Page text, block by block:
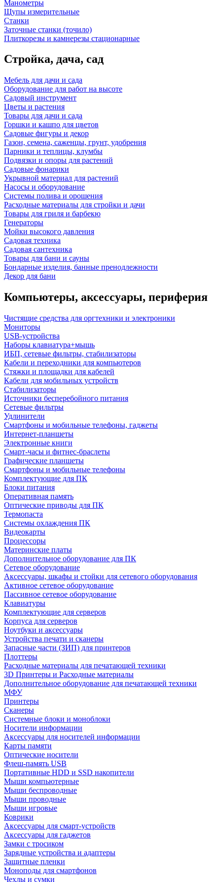
Манометры
Щупы измерительные
Станки
Заточные станки (точило)
Плиткорезы и камнерезы стационарные
Стройка, дача, сад
Мебель для дачи и сада
Оборудование для работ на высоте
Садовый инструмент
Цветы и растения
Товары для дачи и сада
Горшки и кашпо для цветов
Садовые фигуры и декор
Газон, семена, саженцы, грунт, удобрения
Парники и теплицы, клумбы
Подвязки и опоры для растений
Садовые фонарики
Укрывной материал для растений
Насосы и оборудование
Системы полива и орошения
Расходные материалы для стройки и дачи
Товары для гриля и барбекю
Генераторы
Мойки высокого давления
Садовая техника
Садовая сантехника
Товары для бани и сауны
Бондарные изделия, банные пренодлежности
Декор для бани
Компьютеры, аксессуары, периферия
Чистящие средства для оргтехники и электроники
Мониторы
USB-устройства
Наборы клавиатура+мышь
ИБП, сетевые фильтры, стабилизаторы
Кабели и переходники для компьютеров
Стяжки и площадки для кабелей
Кабели для мобильных устройств
Стабилизаторы
Источники бесперебойного питания
Сетевые фильтры
Удлинители
Смартфоны и мобильные телефоны, гаджеты
Интернет-планшеты
Электронные книги
Смарт-часы и фитнес-браслеты
Графические планшеты
Смартфоны и мобильные телефоны
Комплектующие для ПК
Блоки питания
Оперативная память
Оптические приводы для ПК
Термопаста
Системы охлаждения ПК
Видеокарты
Процессоры
Материнские платы
Дополнительное оборудование для ПК
Сетевое оборудование
Аксессуары, шкафы и стойки для сетевого оборудования
Активное сетевое оборудование
Пассивное сетевое оборудование
Клавиатуры
Комплектующие для серверов
Корпуса для серверов
Ноутбуки и аксессуары
Устройства печати и сканеры
Запасные части (ЗИП) для принтеров
Плоттеры
Расходные материалы для печатающей техники
3D Принтеры и Расходные материалы
Дополнительное оборудование для печатающей техники
МФУ
Принтеры
Сканеры
Системные блоки и моноблоки
Носители информации
Аксессуары для носителей информации
Карты памяти
Оптические носители
Флеш-память USB
Портативные HDD и SSD накопители
Мыши компьютерные
Мыши беспроводные
Мыши проводные
Мыши игровые
Коврики
Аксессуары для смарт-устройств
Аксессуары для гаджетов
Замки с тросиком
Зарядные устройства и адаптеры
Защитные пленки
Моноподы для смартфонов
Чехлы и сумки